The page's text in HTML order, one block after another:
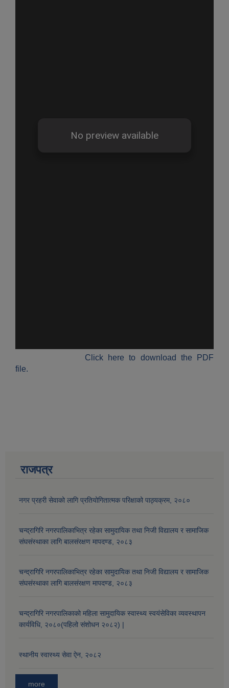
Click here to download the PDF
file.
राजपत्र
नगर प्रहरी सेवाको लागि प्रतियोगितात्मक परिक्षाको पाठ्यक्रम, २०८०
चन्द्रागिरि नगरपालिकाभित्र रहेका सामुदायिक तथा निजी विद्यालय र सामाजिक
संघसंस्थाका लागि बालसंरक्षण मापदण्ड, २०८३
चन्द्रागिरि नगरपालिकाभित्र रहेका सामुदायिक तथा निजी विद्यालय र सामाजिक
संघसंस्थाका लागि बालसंरक्षण मापदण्ड, २०८३
चन्द्रागिरि नगरपालिकाको महिला सामुदायिक स्वास्थ्य स्वयंसेविका व्यवस्थापन
कार्यविधि, २०८०(पहिलो संशोधन २०८२) |
स्थानीय स्वास्थ्य सेवा ऐन, २०८२
more